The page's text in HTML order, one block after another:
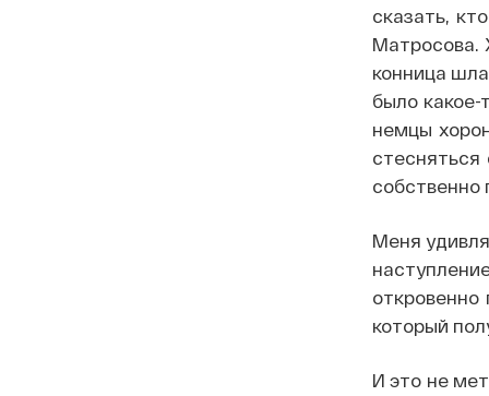
сказать,
Матросова.
конница
было какое-
немцы
собственно
Меня
который
И это не